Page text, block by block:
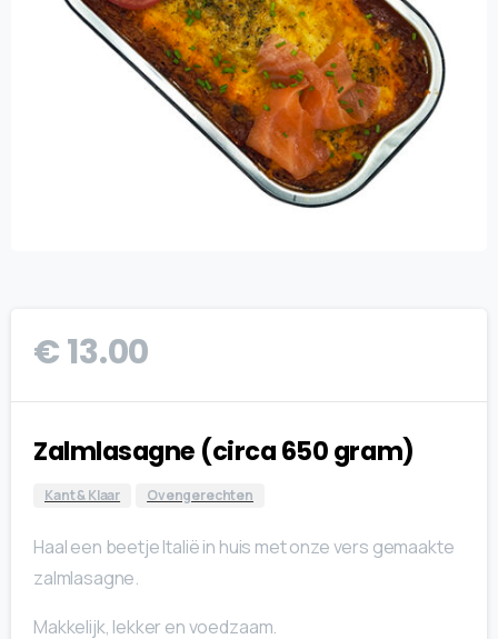
€13.00
Zalmlasagne (circa 650 gram)
Kant & Klaar Ovengerechten
Haal een beetje Italië in huis met onze vers gemaakte
zalmlasagne.
Makkelijk, lekker en voedzaam.